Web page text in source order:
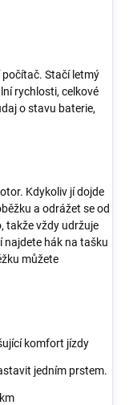
počítač. Stačí letmý
rychlosti, celkové
o stavu baterie,
Kdykoliv jí dojde
a odrážet se od
takže vždy udržuje
najdete hák na tašku
můžete
komfort jízdy
jedním prstem.